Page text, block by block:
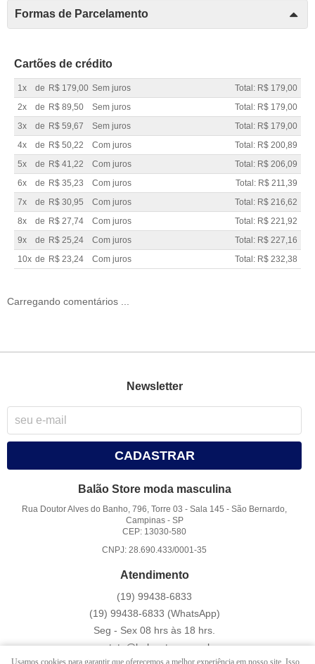
Formas de Parcelamento
Cartões de crédito
1x de R$ 179,00 Sem juros
Total: R$ 179,00
2x
de R$ 89,50 Sem juros
Total: R$ 179,00
3x
de R$ 59,67 Sem juros
Total: R$ 179,00
4x
de R$ 50,22 Com juros
Total: R$ 200,89
5x
de R$ 41,22 Com juros
Total: R$ 206,09
6x
de R$ 35,23 Com juros
Total: R$ 211,39
7x
de R$ 30,95 Com juros
Total: R$ 216,62
8x
de R$ 27,74 Com juros
Total: R$ 221,92
9x
de R$ 25,24 Com juros
Total: R$ 227,16
10x de R$ 23,24 Com juros Total: R$ 232,38
Carregando comentários ...
Newsletter
CADASTRAR
Balão Store moda masculina
Rua Doutor Alves do Banho, 796, Torre 03 - Sala 145 -São Bernardo,
Campinas- SP
CEP: 13030-580
CNPJ: 28.690.433/0001-35
Atendimento
(19) 99438-6833
(19) 99438-6833 (WhatsApp)
Seg - Sex 08 hrs às 18 hrs.
contato@balaostore.com.br
Usamos cookies para garantir que oferecemos a melhor experiência em nosso site. Isso